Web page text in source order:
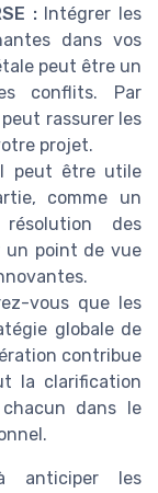
:Intégrer les
dans vos
peut être un
conflits. Par
rassurer les
projet.
peut être utile
comme un
des
un point de vue
vous que les
globale de
contribue
la clarification
dans le
anticiper les